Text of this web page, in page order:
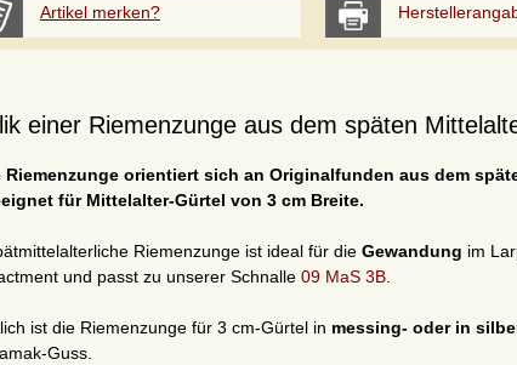
Artikel merken?
einer Riemenzunge aus dem späten
Riemenzunge orientiert sich an Originalfunden aus dem
für Mittelalter-Gürtel von 3 cm Breite.
Riemenzunge ist ideal für die Gewandung im
und passt zu unserer Schnalle 09 MaS 3B
ist die Riemenzunge für 3 cm-Gürtel in messing- oder in
Guss.